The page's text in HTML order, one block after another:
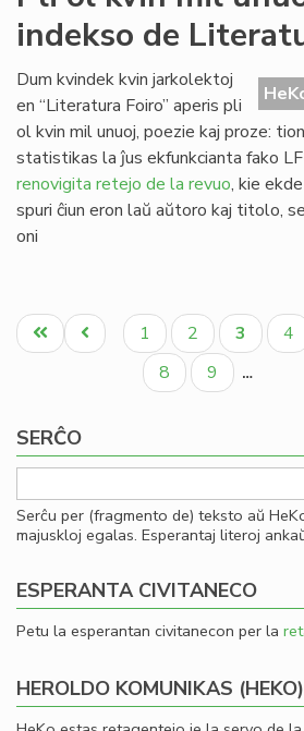
indekso de
Dum kvindek kvin jarkolektoj
en “Literatura Foiro” aperis pli
ol kvin mil unuoj, poezie kaj proze:
statistikas la ĵus ekfunkcianta fako
renovigita retejo de la revuo, kie
spuri ĉiun eron laŭ aŭtoro kaj titolo,
oni
Pagination
Unua
paĝo
Antaŭa
paĝo
Paĝo
1 Paĝo
2
Aktuala
paĝo
3 4
Paĝo
8 Paĝo
9 …
SERĈO
Serĉu per (fragmento de) teksto aŭ
majuskloj egalas. Esperantaj literoj
ESPERANTA CIVITANECO
Petu la esperantan civitanecon per la
HEROLDO KOMUNIKAS (HEKO)